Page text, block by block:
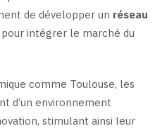
de développer un réseau
intégrer le marché du
comme Toulouse, les
d’un environnement
stimulant ainsi leur